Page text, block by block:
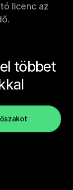
licenc az
többet